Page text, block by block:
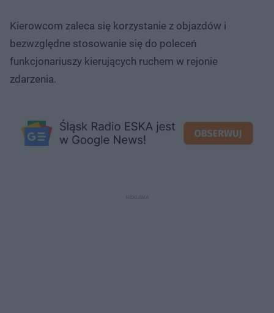
Kierowcom zaleca się korzystanie z objazdów i
bezwzględne stosowanie się do poleceń
funkcjonariuszy kierujących ruchem w rejonie
zdarzenia.